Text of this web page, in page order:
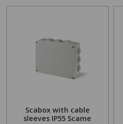
Scabox with cable
sleeves IP55 Scame